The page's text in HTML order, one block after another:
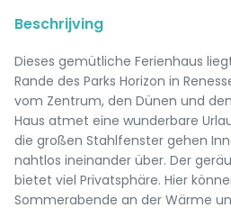
Beschrijving
Dieses gemütliche Ferienhaus
Rande des Parks Horizon in
vom Zentrum, den Dünen und
Haus atmet eine wunderbare
die großen Stahlfenster gehen
nahtlos ineinander über. Der
bietet viel Privatsphäre. Hier
Sommerabende an der Wärme